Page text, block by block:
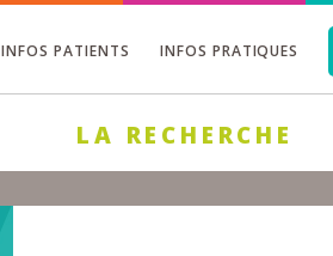
INFOS PATIENTS INFOS PRATIQUES
LA RECHERCHE